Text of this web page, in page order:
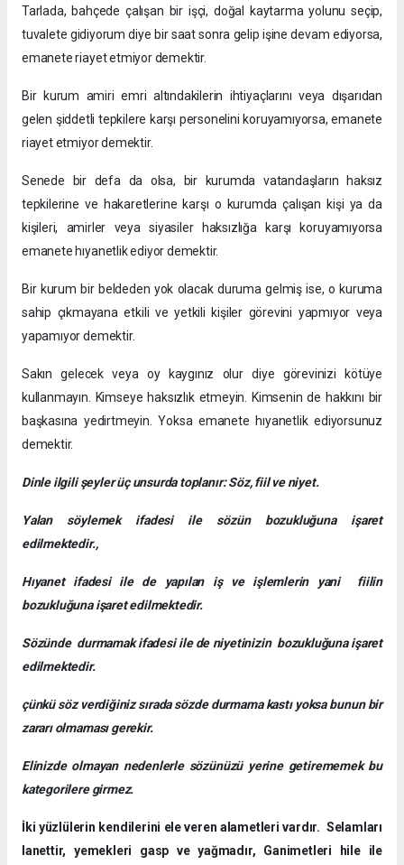
Tarlada, bahçede çalışan bir işçi, doğal kaytarma yolunu seçip,
tuvalete gidiyorum diye bir saat sonra gelip işine devam ediyorsa,
emanete riayet etmiyor demektir.
Bir kurum amiri emri altındakilerin ihtiyaçlarını veya dışarıdan
gelen şiddetli tepkilere karşı personelini koruyamıyorsa, emanete
riayet etmiyor demektir.
Senede bir defa da olsa, bir kurumda vatandaşların haksız
tepkilerine ve hakaretlerine karşı o kurumda çalışan kişi ya da
kişileri, amirler veya siyasiler haksızlığa karşı koruyamıyorsa
emanete hıyanetlik ediyor demektir.
Bir kurum bir beldeden yok olacak duruma gelmiş ise, o kuruma
sahip çıkmayana etkili ve yetkili kişiler görevini yapmıyor veya
yapamıyor demektir.
Sakın gelecek veya oy kaygınız olur diye görevinizi kötüye
kullanmayın. Kimseye haksızlık etmeyin. Kimsenin de hakkını bir
başkasına yedirtmeyin. Yoksa emanete hıyanetlik ediyorsunuz
demektir.
Dinle ilgili şeyler üç unsurda toplanır: Söz, fiil ve niyet.
Yalan söylemek ifadesi ile sözün bozukluğuna işaret
edilmektedir.,
Hıyanet ifadesi ile de yapılan iş ve işlemlerin yani fiilin
bozukluğuna işaret edilmektedir.
Sözünde durmamak ifadesi ile de niyetinizin bozukluğuna işaret
edilmektedir.
çünkü söz verdiğiniz sırada sözde durmama kastı yoksa bunun bir
zararı olmaması gerekir.
Elinizde olmayan nedenlerle sözünüzü yerine getirememek bu
kategorilere girmez.
İki yüzlülerin kendilerini ele veren alametleri vardır. Selamları
lanettir, yemekleri gasp ve yağmadır, Ganimetleri hile ile